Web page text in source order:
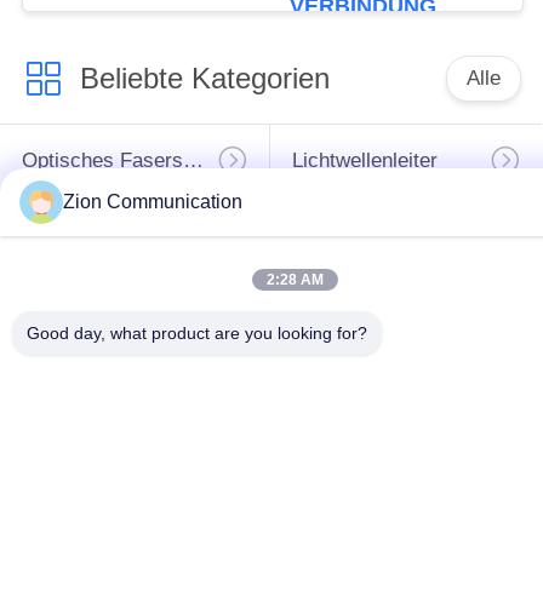
VERBINDUNG
Beliebte Kategorien Alle
Optisches Fasersystem Lichtwellenleiter
Kupfernes Strukturiertes Verkabeln 50-Ohm-Koaxialkabel
Zion Communication
2:28 AM
Good day, what product are you looking for?